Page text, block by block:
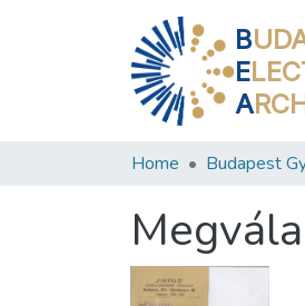
B
E
A
Home Budapest